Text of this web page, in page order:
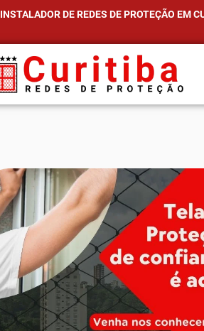
INSTALADOR DE REDES DE PROTEÇÃO EM